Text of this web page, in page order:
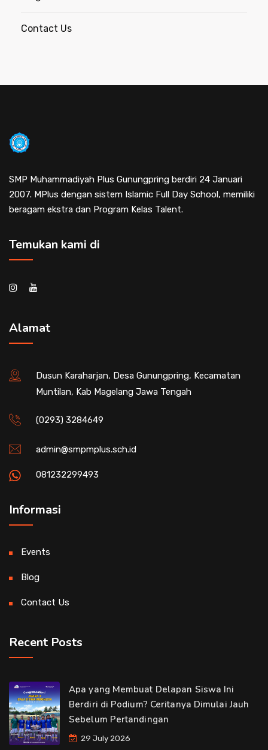
Contact Us
SMP Muhammadiyah Plus Gunungpring berdiri 24 Januari
2007. MPlus dengan sistem Islamic Full Day School, memiliki
beragam ekstra dan Program Kelas Talent.
Temukan kami di
Alamat
Dusun Karaharjan, Desa Gunungpring, Kecamatan
Muntilan, Kab Magelang Jawa Tengah
(0293) 3284649
admin@smpmplus.sch.id
081232299493
Informasi
Events
Blog
Contact Us
Recent Posts
Apa yang Membuat Delapan Siswa Ini
Berdiri di Podium? Ceritanya Dimulai Jauh
Sebelum Pertandingan
29 July 2026